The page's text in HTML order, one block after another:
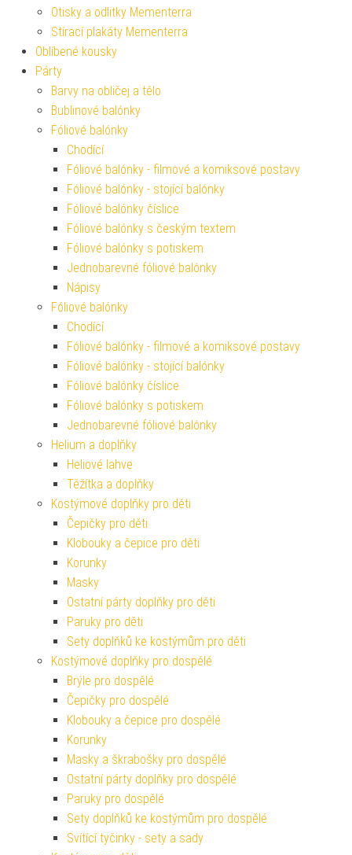
Otisky a odlitky Mementerra
Stírací plakáty Mementerra
Oblíbené kousky
Párty
Barvy na obličej a tělo
Bublinové balónky
Fóliové balónky
Chodící
Fóliové balónky - filmové a komiksové postavy
Fóliové balónky - stojící balónky
Fóliové balónky číslice
Fóliové balónky s českým textem
Fóliové balónky s potiskem
Jednobarevné fóliové balónky
Nápisy
Fóliové balónky
Chodící
Fóliové balónky - filmové a komiksové postavy
Fóliové balónky - stojící balónky
Fóliové balónky číslice
Fóliové balónky s potiskem
Jednobarevné fóliové balónky
Helium a doplňky
Heliové lahve
Těžítka a doplňky
Kostýmové doplňky pro děti
Čepičky pro děti
Klobouky a čepice pro děti
Korunky
Masky
Ostatní párty doplňky pro děti
Paruky pro děti
Sety doplňků ke kostýmům pro děti
Kostýmové doplňky pro dospělé
Brýle pro dospělé
Čepičky pro dospělé
Klobouky a čepice pro dospělé
Korunky
Masky a škrabošky pro dospělé
Ostatní párty doplňky pro dospělé
Paruky pro dospělé
Sety doplňků ke kostýmům pro dospělé
Svítící tyčinky - sety a sady